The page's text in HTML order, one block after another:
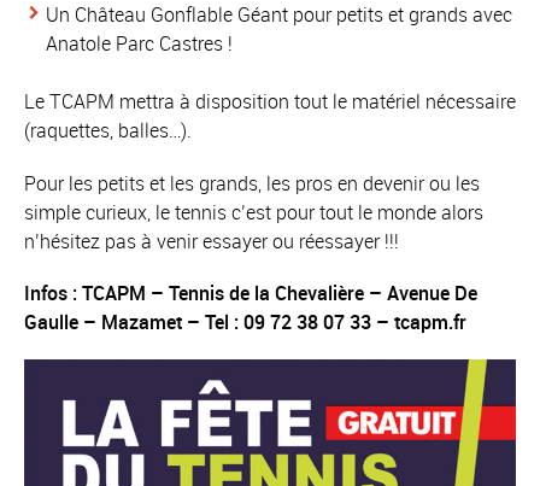
Un Château Gonflable Géant pour petits et grands avec
Anatole Parc Castres !
Le TCAPM mettra à disposition tout le matériel nécessaire
(raquettes, balles…).
Pour les petits et les grands, les pros en devenir ou les
simple curieux, le tennis c’est pour tout le monde alors
n’hésitez pas à venir essayer ou réessayer !!!
Infos : TCAPM – Tennis de la Chevalière – Avenue De
Gaulle – Mazamet – Tel : 09 72 38 07 33 – tcapm.fr